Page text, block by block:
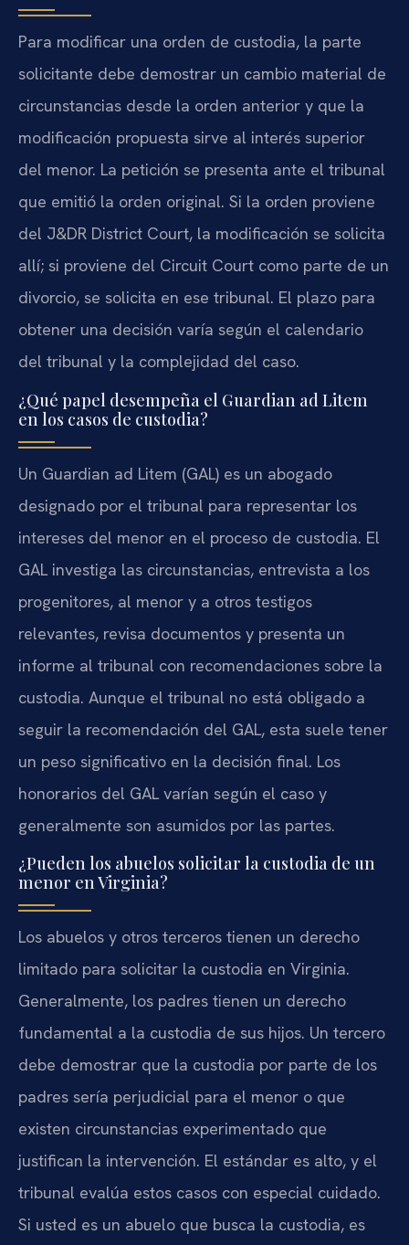
Para modificar una orden de custodia, la parte
solicitante debe demostrar un cambio material de
circunstancias desde la orden anterior y que la
modificación propuesta sirve al interés superior
del menor. La petición se presenta ante el tribunal
que emitió la orden original. Si la orden proviene
del J&DR District Court, la modificación se solicita
allí; si proviene del Circuit Court como parte de un
divorcio, se solicita en ese tribunal. El plazo para
obtener una decisión varía según el calendario
del tribunal y la complejidad del caso.
¿Qué papel desempeña el Guardian ad Litem
en los casos de custodia?
Un Guardian ad Litem (GAL) es un abogado
designado por el tribunal para representar los
intereses del menor en el proceso de custodia. El
GAL investiga las circunstancias, entrevista a los
progenitores, al menor y a otros testigos
relevantes, revisa documentos y presenta un
informe al tribunal con recomendaciones sobre la
custodia. Aunque el tribunal no está obligado a
seguir la recomendación del GAL, esta suele tener
un peso significativo en la decisión final. Los
honorarios del GAL varían según el caso y
generalmente son asumidos por las partes.
¿Pueden los abuelos solicitar la custodia de un
menor en Virginia?
Los abuelos y otros terceros tienen un derecho
limitado para solicitar la custodia en Virginia.
Generalmente, los padres tienen un derecho
fundamental a la custodia de sus hijos. Un tercero
debe demostrar que la custodia por parte de los
padres sería perjudicial para el menor o que
existen circunstancias experimentado que
justifican la intervención. El estándar es alto, y el
tribunal evalúa estos casos con especial cuidado.
Si usted es un abuelo que busca la custodia, es